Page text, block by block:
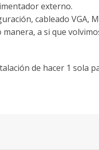
externo.
cableado
a si que
de hacer 1 sola